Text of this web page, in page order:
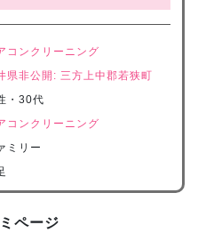
コンクリーニング
県非公開: 三方上中郡若狭町
・30代
コンクリーニング
ミリー
ページ